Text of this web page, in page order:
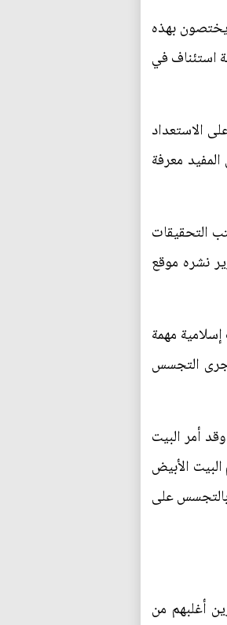
بهذه
استئناف في
الاستعداد
معرفة
التحقيقات
نشره موقع
مهمة
جرى التجسس
أمر البيت
الأبيض
بالتجسس على
أغلبهم من